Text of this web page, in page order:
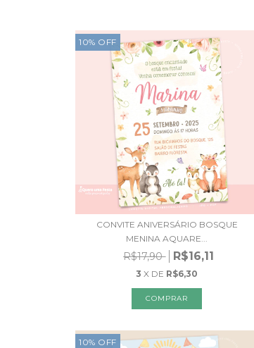
10% OFF
CONVITE ANIVERSÁRIO BOSQUE
MENINA AQUARE...
R$17,90 R$16,11
3 X DE R$6,30
10% OFF